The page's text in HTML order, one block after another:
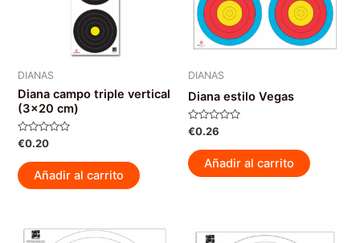
DIANAS
Diana campo triple vertical
(3×20 cm)
Valorado
con
de
5
€0.20
Añadir al carrito
DIANAS
Diana estilo Vegas
Valorado
con
de
5
€0.26
Añadir al carrito